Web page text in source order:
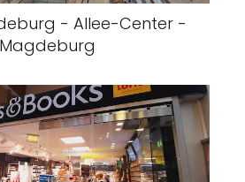
- Allee-Center -
Magdeburg